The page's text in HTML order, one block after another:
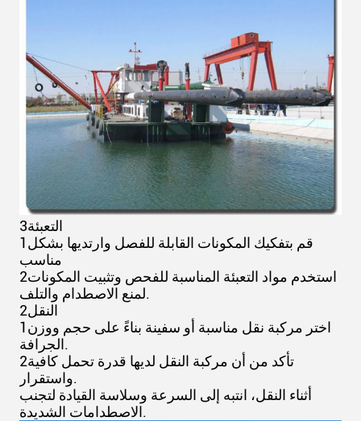
3التعبئة
1قم بتفكيك المكونات القابلة للفصل وارتديها بشكل
مناسب
2استخدم مواد التعبئة المناسبة للفحص وتثبيت المكونات
لمنع الاصطدام والتلف.
2النقل
1اختر مركبة نقل مناسبة أو سفينة بناءً على حجم ووزن
الجرافة.
2تأكد من أن مركبة النقل لديها قدرة تحمل كافية
واستقرار.
أثناء النقل، انتبه إلى السرعة وسلاسة القيادة لتجنب
الاصطدامات الشديدة.